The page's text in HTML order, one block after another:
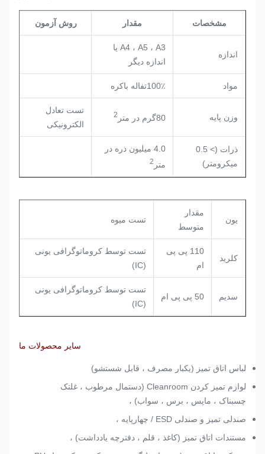
مشخصات مقدار روش آزمون
اندازه
A4 ، A5 ، A3 یا
اندازه دیگر
مواد 100٪تفاله باکره
وزن پایه 80گرم در متر 2
تست تعادل
الکترونیکی
ذرات (> 0.5
میکرومتر)
4.0 میلیون ذره در
متر 2
یون
مقدار
متوسط
تست میوه
کلرید
110 پی پی
ام
تست توسط کروماتوگرافی یونی
(IC)
سدیم 50 پی پی ام
تست توسط کروماتوگرافی یونی
(IC)
سایر محصولات ما
لباس اتاق تمیز (یکبار مصرف ، قابل شستشو)
لوازم تمیز کردن Cleanroom (دستمال مرطوب ، غلتک
چسبناک ، ماپس ، برس ، سواب) ،
صندلی تمیز و صندلی ESD / چهارپایه ،
مستندات اتاق تمیز (کاغذ ، قلم ، دفترچه یادداشت) ،